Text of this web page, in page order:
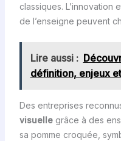
classiques. L’innovation
de l’enseigne peuvent
Lire aussi :
définition, enjeux
Des entreprises
visuellegrâce à des
sa pomme croquée,